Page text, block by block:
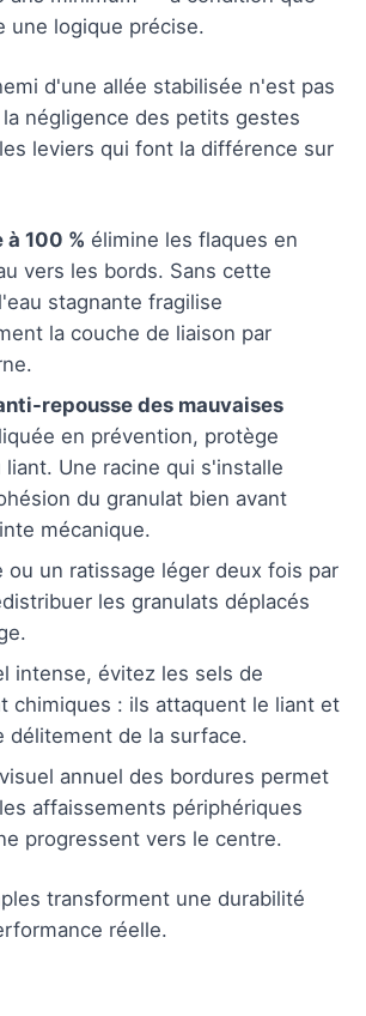
une logique précise.
d'une allée stabilisée n'est pas
négligence des petits gestes
leviers qui font la différence sur
100 % élimine les flaques en
vers les bords. Sans cette
stagnante fragilise
la couche de liaison par
repousse des mauvaises
en prévention, protège
Une racine qui s'installe
du granulat bien avant
mécanique.
ou un ratissage léger deux fois par
les granulats déplacés
intense, évitez les sels de
chimiques : ils attaquent le liant et
délitement de la surface.
annuel des bordures permet
affaissements périphériques
progressent vers le centre.
transforment une durabilité
réelle.